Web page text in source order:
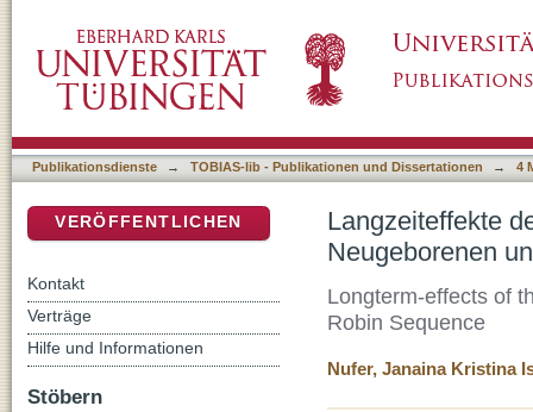
Säuglingen mit Pierre Robin Sequenz
Publikationsdienste → TOBIAS-lib - Publikationen und Dissertationen → 4
Langzeiteffekte
Neugeborenen
Longterm-effects of
Robin Sequence
Nufer, Janaina Kristina
VERÖFFENTLICHEN
Kontakt
Verträge
Hilfe und Informationen
Stöbern